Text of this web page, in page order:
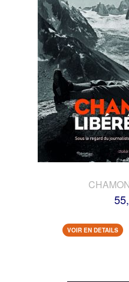
VOIR EN DETAILS